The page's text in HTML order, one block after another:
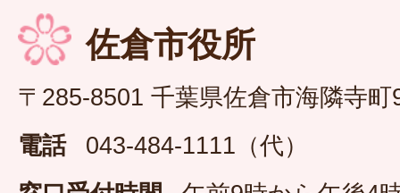
佐倉市役所
〒285-8501 千葉県佐倉市海隣寺町
電話
043-484-1111（代）